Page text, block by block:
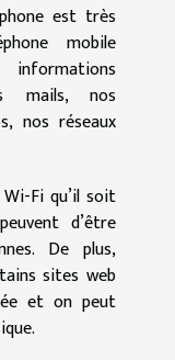
est très
mobile
mails, nos
nos réseaux
Fi qu’il soit
d’être
De plus,
sites web
et on peut